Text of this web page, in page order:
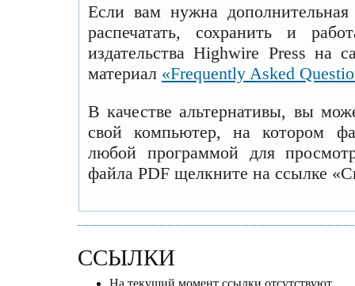
Если вам нужна
распечатать, сохранить и
издательства Highwire Press на
материал «Frequently Asked
В качестве альтернативы, вы
свой компьютер, на котором
любой программой для
файла PDF щелкните на ссылке
ССЫЛКИ
На текущий момент ссылки отсутствуют.